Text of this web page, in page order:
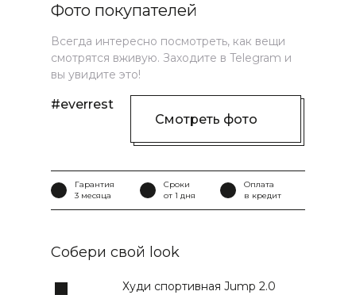
Фото покупателей
Всегда интересно посмотреть, как вещи
смотрятся вживую. Заходите в Telegram и
вы увидите это!
#everrest
Смотреть фото
Гарантия
3 месяца
Сроки
от 1 дня
Оплата
в кредит
Собери свой look
Худи спортивная Jump 2.0